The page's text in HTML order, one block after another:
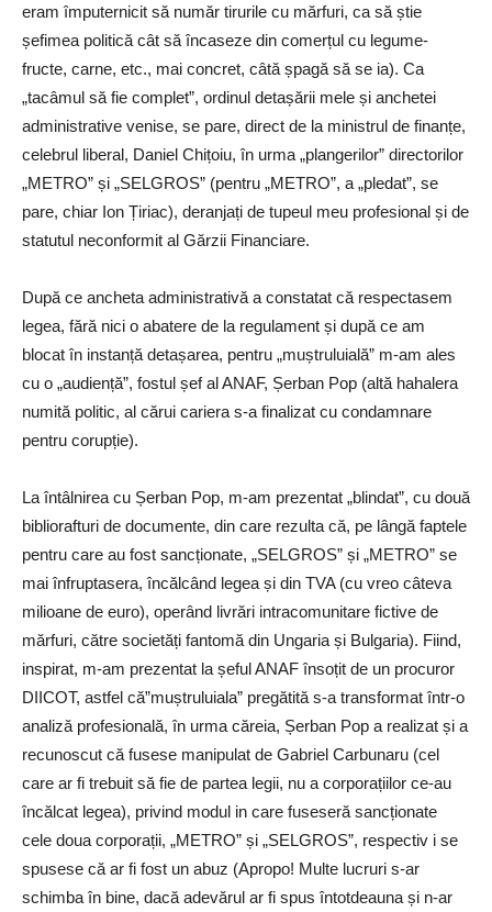
eram împuternicit să număr tirurile cu mărfuri, ca să știe
șefimea politică cât să încaseze din comerțul cu legume-
fructe, carne, etc., mai concret, câtă șpagă să se ia). Ca
„tacâmul să fie complet”, ordinul detașării mele și anchetei
administrative venise, se pare, direct de la ministrul de finanțe,
celebrul liberal, Daniel Chițoiu, în urma „plangerilor” directorilor
„METRO” și „SELGROS” (pentru „METRO”, a „pledat”, se
pare, chiar Ion Țiriac), deranjați de tupeul meu profesional și de
statutul neconformit al Gărzii Financiare.
După ce ancheta administrativă a constatat că respectasem
legea, fără nici o abatere de la regulament și după ce am
blocat în instanță detașarea, pentru „muștruluială” m-am ales
cu o „audiență”, fostul șef al ANAF, Șerban Pop (altă hahalera
numită politic, al cărui cariera s-a finalizat cu condamnare
pentru corupție).
La întâlnirea cu Șerban Pop, m-am prezentat „blindat”, cu două
bibliorafturi de documente, din care rezulta că, pe lângă faptele
pentru care au fost sancționate, „SELGROS” și „METRO” se
mai înfruptasera, încălcând legea și din TVA (cu vreo câteva
milioane de euro), operând livrări intracomunitare fictive de
mărfuri, către societăți fantomă din Ungaria și Bulgaria). Fiind,
inspirat, m-am prezentat la șeful ANAF însoțit de un procuror
DIICOT, astfel că”muștruluiala” pregătită s-a transformat într-o
analiză profesională, în urma căreia, Șerban Pop a realizat și a
recunoscut că fusese manipulat de Gabriel Carbunaru (cel
care ar fi trebuit să fie de partea legii, nu a corporațiilor ce-au
încălcat legea), privind modul in care fuseseră sancționate
cele doua corporații, „METRO” și „SELGROS”, respectiv i se
spusese că ar fi fost un abuz (Apropo! Multe lucruri s-ar
schimba în bine, dacă adevărul ar fi spus întotdeauna și n-ar